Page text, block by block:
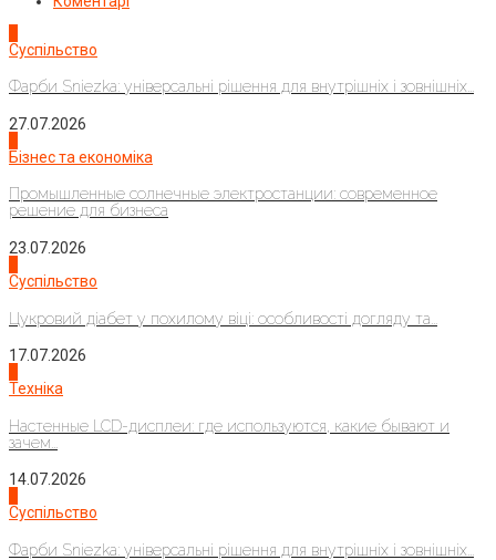
Суспільство
Фарби Sniezka: універсальні рішення для внутрішніх і зовнішніх...
27.07.2026
Бізнес та економіка
Промышленные солнечные электростанции: современное
решение для бизнеса
23.07.2026
Суспільство
Цукровий діабет у похилому віці: особливості догляду та...
17.07.2026
Техніка
Настенные LCD-дисплеи: где используются, какие бывают и
зачем...
14.07.2026
Суспільство
Фарби Sniezka: універсальні рішення для внутрішніх і зовнішніх...